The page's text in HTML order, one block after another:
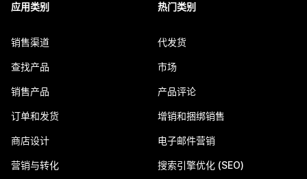
应用类别
销售渠道
查找产品
销售产品
订单和发货
商店设计
营销与转化
热门类别
代发货
市场
产品评论
增销和捆绑销售
电子邮件营销
搜索引擎优化 (SEO)